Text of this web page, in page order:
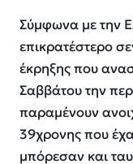
Σύμφωνα με την
επικρατέστερο
έκρηξης που
Σαββάτου την
παραμένουν
39χρονης που
μπόρεσαν και